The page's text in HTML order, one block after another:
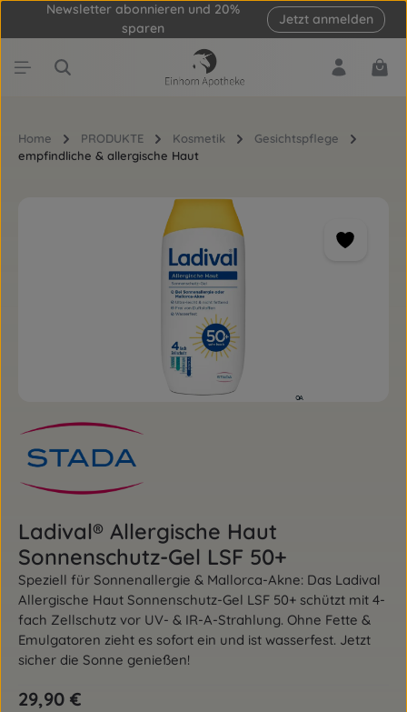
Zum Hauptinhalt springen
Newsletter abonnieren und 20%
sparen
Jetzt anmelden
Home PRODUKTE Kosmetik
Gesichtspflege
empfindliche & allergische Haut
Bildergalerie überspringen
Ladival® Allergische Haut
Sonnenschutz-Gel LSF 50+
Speziell für Sonnenallergie & Mallorca-Akne: Das Ladival
Allergische Haut Sonnenschutz-Gel LSF 50+ schützt mit 4-
fach Zellschutz vor UV- & IR-A-Strahlung. Ohne Fette &
Emulgatoren zieht es sofort ein und ist wasserfest. Jetzt
sicher die Sonne genießen!
Regulärer Preis:
29,90 €